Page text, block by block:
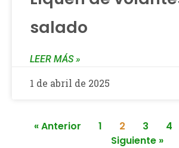
salado
LEER MÁS »
1 de abril de 2025
« Anterior 1 2 3 4
Siguiente »